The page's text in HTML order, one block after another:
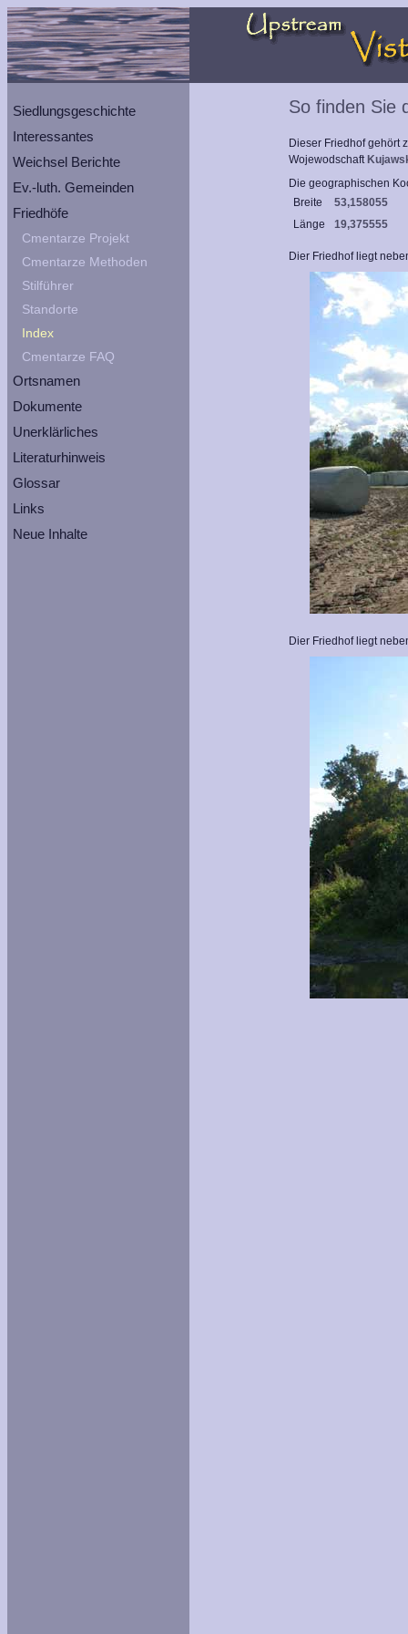
Siedlungsgeschichte
Interessantes
Weichsel Berichte
Ev.-luth. Gemeinden
Friedhöfe
Cmentarze Projekt
Cmentarze Methoden
Stilführer
Standorte
Index
Cmentarze FAQ
Ortsnamen
Dokumente
Unerklärliches
Literaturhinweis
Glossar
Links
Neue Inhalte
So finden Sie
Dieser Friedhof gehört
Wojewodschaft
Die geographischen
Breite
53,158055
Länge
19,375555
Dier Friedhof liegt
Dier Friedhof liegt